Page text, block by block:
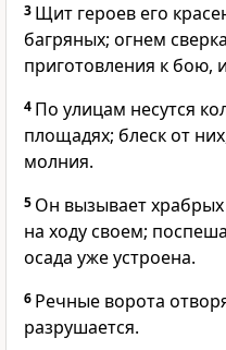
3 Щит героев его
багряных; огнем
приготовления к бою,
4 По улицам несутся
площадях; блеск от
молния.
5 Он вызывает
на ходу своем;
осада уже устроена.
6 Речные ворота
разрушается.